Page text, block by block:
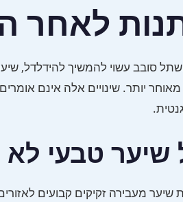
יותר. שינויים אלה אינם
טבעי
מעבירה זקיקים קבועים